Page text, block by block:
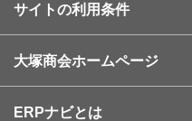
サイトの利用条件
大塚商会ホームページ
ERPナビとは